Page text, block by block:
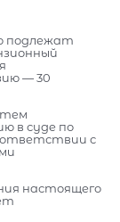
подлежат
— 30
в суде по
с
настоящего